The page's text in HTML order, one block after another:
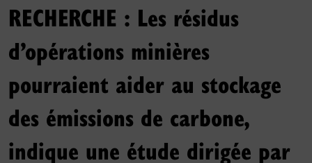
RECHERCHE : Les résidus
d’opérations minières
pourraient aider au stockage
des émissions de carbone,
indique une étude dirigée par